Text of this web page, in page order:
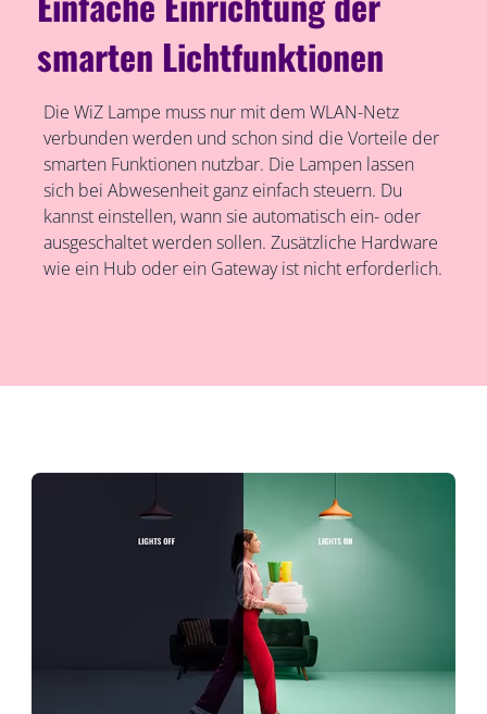
smarten Lichtfunktionen
Die WiZ Lampe muss nur mit dem WLAN-Netz
verbunden werden und schon sind die Vorteile der
smarten Funktionen nutzbar. Die Lampen lassen
sich bei Abwesenheit ganz einfach steuern. Du
kannst einstellen, wann sie automatisch ein- oder
ausgeschaltet werden sollen. Zusätzliche Hardware
wie ein Hub oder ein Gateway ist nicht erforderlich.